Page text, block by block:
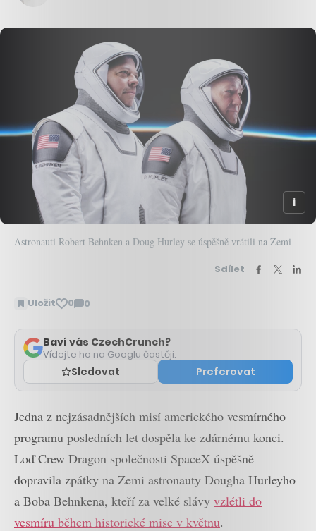
Astronauti Robert Behnken a Doug Hurley se úspěšně vrátili na Zemi
Sdílet
Uložit 0 0
Zobrazit
Baví vás CzechCrunch?
Vídejte ho na Googlu častěji.
Sledovat Preferovat
Jedna z nejzásadnějších misí amerického vesmírného
programu posledních let dospěla ke zdárnému konci.
Loď Crew Dragon společnosti SpaceX úspěšně
dopravila zpátky na Zemi astronauty Dougha Hurleyho
a Boba Behnkena, kteří za velké slávy vzlétli do
vesmíru během historické mise v květnu.